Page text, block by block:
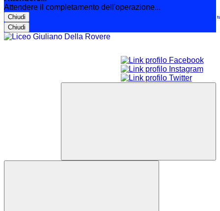
Attendere il completamento dell'operazione...
Chiudi
Chiudi
Le